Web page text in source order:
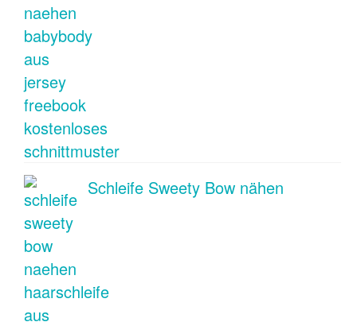
Schleife Sweety Bow nähen